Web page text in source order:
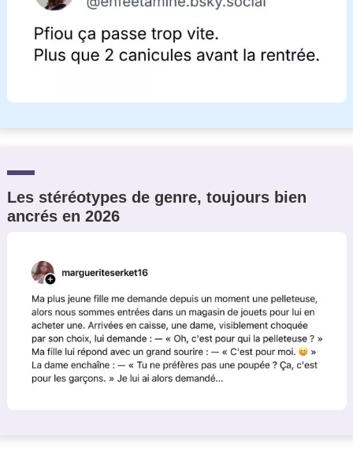
Les stéréotypes de genre, toujours bien
ancrés en 2026